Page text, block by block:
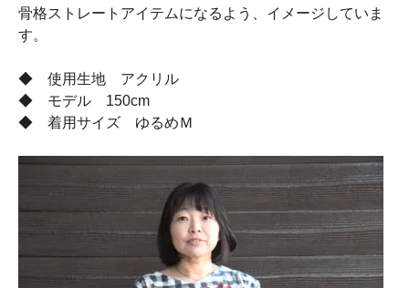
骨格ストレートアイテムになるよう、イメージしていま
す。
◆ 使用生地 アクリル
◆ モデル 150cm
◆ 着用サイズ ゆるめＭ